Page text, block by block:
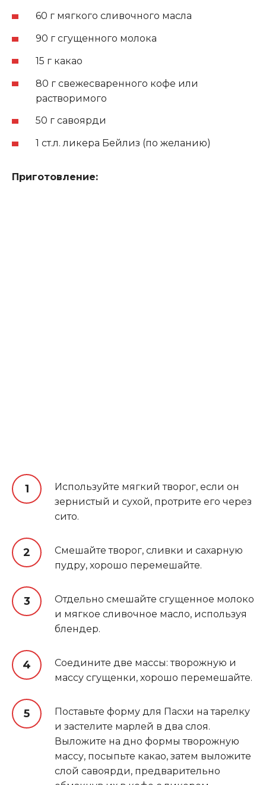
60 г мягкого сливочного масла
90 г сгущенного молока
15 г какао
80 г свежесваренного кофе или
растворимого
50 г савоярди
1 ст.л. ликера Бейлиз (по желанию)
Приготовление:
Используйте мягкий творог, если он
зернистый и сухой, протрите его через
сито.
Смешайте творог, сливки и сахарную
пудру, хорошо перемешайте.
Отдельно смешайте сгущенное молоко
и мягкое сливочное масло, используя
блендер.
Соедините две массы: творожную и
массу сгущенки, хорошо перемешайте.
Поставьте форму для Пасхи на тарелку
и застелите марлей в два слоя.
Выложите на дно формы творожную
массу, посыпьте какао, затем выложите
слой савоярди, предварительно